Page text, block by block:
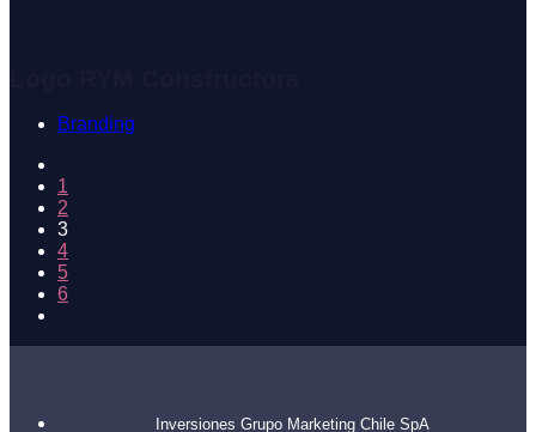
Branding
1
2
3
4
5
6
Inversiones Grupo Marketing Chile SpA